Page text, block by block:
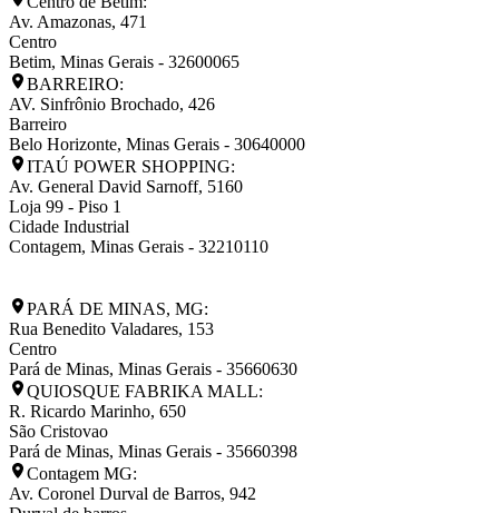
Av. Amazonas, 471
Centro
Betim, Minas Gerais - 32600065
BARREIRO:
AV. Sinfrônio Brochado, 426
Barreiro
Belo Horizonte, Minas Gerais - 30640000
ITAÚ POWER SHOPPING:
Av. General David Sarnoff, 5160
Loja 99 - Piso 1
Cidade Industrial
Contagem, Minas Gerais - 32210110
PARÁ DE MINAS, MG:
Rua Benedito Valadares, 153
Centro
Pará de Minas, Minas Gerais - 35660630
QUIOSQUE FABRIKA MALL:
R. Ricardo Marinho, 650
São Cristovao
Pará de Minas, Minas Gerais - 35660398
Contagem MG:
Av. Coronel Durval de Barros, 942